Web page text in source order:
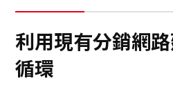
利用現有分銷網
循環